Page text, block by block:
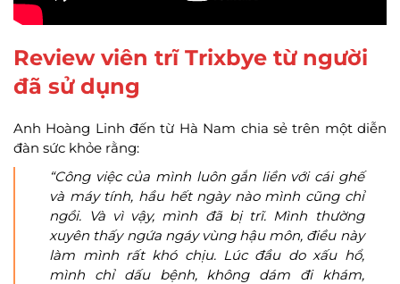
Review viên trĩ Trixbye từ người
đã sử dụng
Anh Hoàng Linh đến từ Hà Nam chia sẻ trên một diễn
đàn sức khỏe rằng:
“Công việc của mình luôn gắn liền với cái ghế
và máy tính, hầu hết ngày nào mình cũng chỉ
ngồi. Và vì vậy, mình đã bị trĩ. Mình thường
xuyên thấy ngứa ngáy vùng hậu môn, điều này
làm mình rất khó chịu. Lúc đầu do xấu hổ,
mình chỉ dấu bệnh, không dám đi khám,